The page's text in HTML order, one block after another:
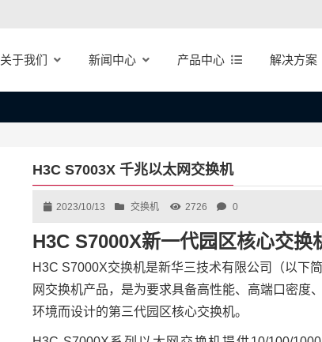
关于我们 新闻中心 产品中心 解决方案
H3C S7003X 千兆以太网交换机
2023/10/13 交换机 2726 0
H3C S7000X新一代园区核心交换
H3C S7000X交换机是新华三技术有限公司（以下
网交换机产品，是为要求具备高性能、高端口密度
环境而设计的第三代园区核心交换机。